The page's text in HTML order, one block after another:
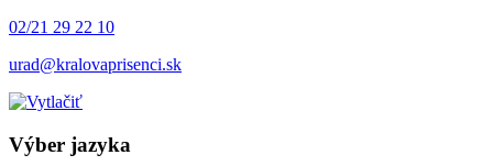
02/21 29 22 10
urad@kralovaprisenci.sk
Výber jazyka